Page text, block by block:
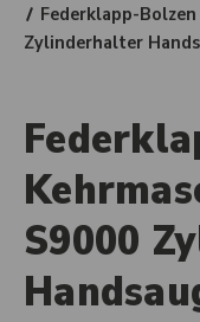
Federklapp-
Zylinderhalter
S9000